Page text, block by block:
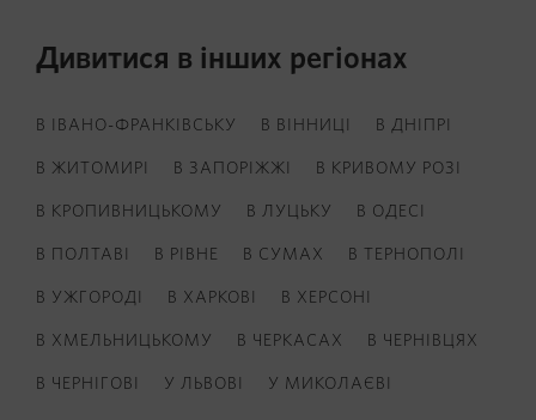
Дивитися в інших регіонах
В ІВАНО-ФРАНКІВСЬКУ В ВІННИЦІ В ДНІПРІ
В ЖИТОМИРІ В ЗАПОРІЖЖІ В КРИВОМУ РОЗІ
В КРОПИВНИЦЬКОМУ В ЛУЦЬКУ В ОДЕСІ
В ПОЛТАВІ В РІВНЕ В СУМАХ В ТЕРНОПОЛІ
В УЖГОРОДІ В ХАРКОВІ В ХЕРСОНІ
В ХМЕЛЬНИЦЬКОМУ В ЧЕРКАСАХ В ЧЕРНІВЦЯХ
В ЧЕРНІГОВІ У ЛЬВОВІ У МИКОЛАЄВІ